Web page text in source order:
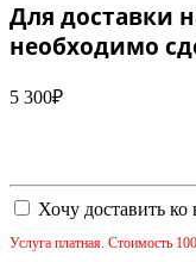
Для доставки
необходимо
5 300₽
Хочу доставить ко
Услуга платная. Стоимость